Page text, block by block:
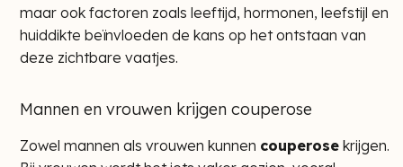
maar ook factoren zoals leeftijd, hormonen, leefstijl en
huiddikte beïnvloeden de kans op het ontstaan van
deze zichtbare vaatjes.
Mannen en vrouwen krijgen couperose
Zowel mannen als vrouwen kunnen couperose krijgen.